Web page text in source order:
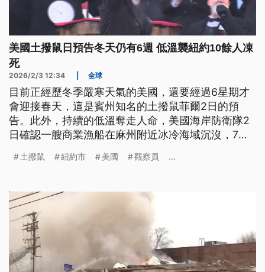
美國土撥鼠日預告冬天仍有6週 低溫襲紐約10餘人凍
死
2026/2/3 12:34 全球
目前正經歷冬季嚴寒天氣的美國，還要經過6星期才
會迎接春天，這是賓州知名的土撥鼠菲爾2日的預
告。此外，持續的低溫奪走人命，美國海岸防衛隊2
日確認一艘商業漁船在麻州附近冰冷海域沉沒，7人
土撥鼠 紐約市 美國 觀察員 ...